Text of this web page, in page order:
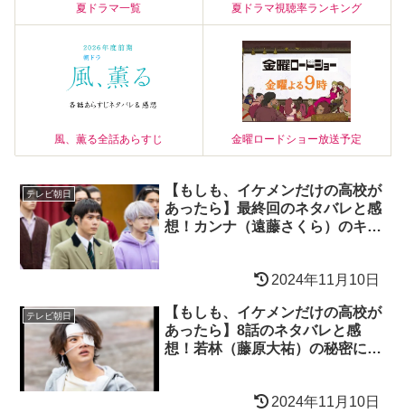
夏ドラマ一覧 夏ドラマ視聴率ランキング
風、薫る全話あらすじ 金曜ロードショー放送予定
テレビ朝日
【もしも、イケメンだけの高校が
あったら】最終回のネタバレと感
想！カンナ（遠藤さくら）のキス
2024年11月10日
テレビ朝日
【もしも、イケメンだけの高校が
あったら】8話のネタバレと感
想！若林（藤原大祐）の秘密に驚
2024年11月10日